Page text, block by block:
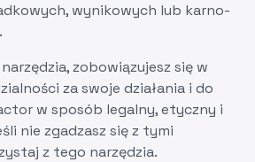
wynikowych lub karno-
zobowiązujesz się w
za swoje działania i do
w sposób legalny, etyczny i
nie zgadzasz się z tymi
z tego narzędzia.